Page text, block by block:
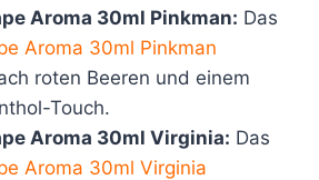
Aroma 30ml Pinkman: Das
Aroma 30ml Pinkman
roten Beeren und einem
Touch.
Aroma 30ml Virginia: Das
Aroma 30ml Virginia